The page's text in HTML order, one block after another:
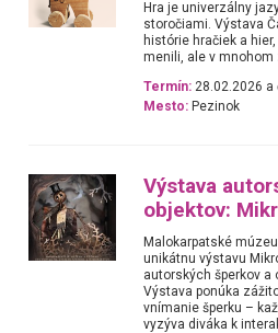
Hra je univerzálny
storočiami. Výstava
histórie hračiek a
menili, ale v mnohom
Termín: 28.02.2026 a
Mesto: Pezinok
Výstava
objektov:
Malokarpatské
unikátnu výstavu
autorských šperkov a
Výstava ponúka
vnímanie šperku –
vyzýva diváka k